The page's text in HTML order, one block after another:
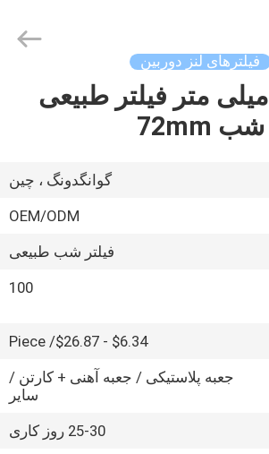
فیلترهای لنز دوربین
قاب 5.5 میلی متر فیلتر طبیعی
شب 72mm
گوانگدونگ ، چین
OEM/ODM
فیلتر شب طبیعی
100
$6.34 - $26.87/ Piece
جعبه پلاستیکی / جعبه آهنی + کارتن /
سایر
25-30 روز کاری